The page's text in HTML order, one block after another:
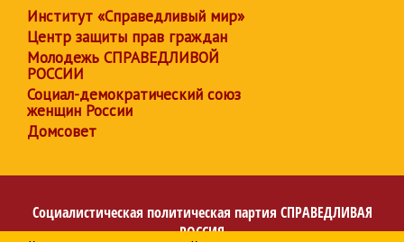
Институт «Справедливый мир»
Центр защиты прав граждан
Молодежь СПРАВЕДЛИВОЙ
РОССИИ
Социал-демократический союз
женщин России
Домсовет
Социалистическая политическая партия СПРАВЕДЛИВАЯ
РОССИЯ